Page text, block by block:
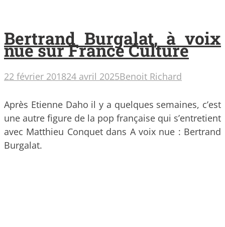
Bertrand Burgalat, à voix
nue sur France Culture
22 février 201824 avril 2025Benoit Richard
Après Etienne Daho il y a quelques semaines, c’est
une autre figure de la pop française qui s’entretient
avec Matthieu Conquet dans A voix nue : Bertrand
Burgalat.